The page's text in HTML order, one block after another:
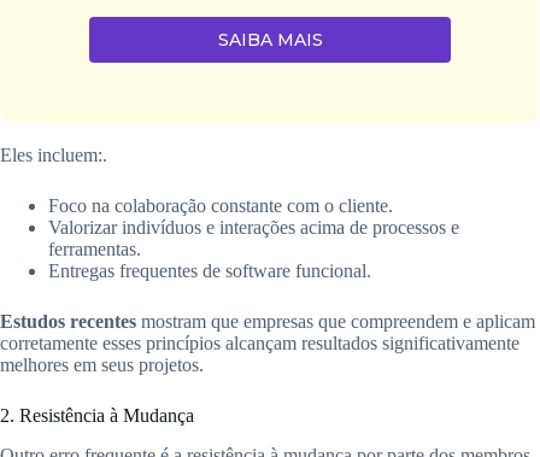
SAIBA MAIS
Eles incluem:.
Foco na colaboração constante com o cliente.
Valorizar indivíduos e interações acima de processos e
ferramentas.
Entregas frequentes de software funcional.
Estudos recentes mostram que empresas que compreendem e aplicam
corretamente esses princípios alcançam resultados significativamente
melhores em seus projetos.
2. Resistência à Mudança